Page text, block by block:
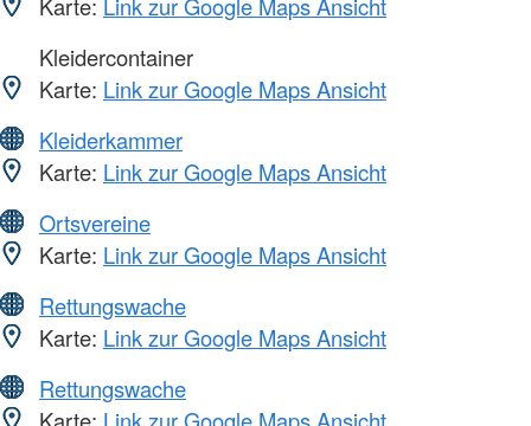
Kleidercontainer
Karte: Link zur Google Maps Ansicht
Kleiderkammer
Karte: Link zur Google Maps Ansicht
Ortsvereine
Karte: Link zur Google Maps Ansicht
Rettungswache
Karte: Link zur Google Maps Ansicht
Rettungswache
Karte: Link zur Google Maps Ansicht